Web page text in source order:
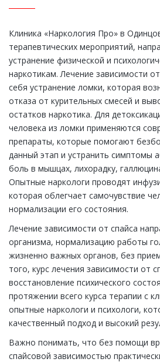
Клиника «Наркология Про» в
терапевтических мероприятий,
устранение физической и
наркотикам. Лечение зависимости
себя устранение ломки, которая
отказа от курительных смесей и
остатков наркотика. Для
человека из ломки применяются
препараты, которые помогают
данный этап и устранить симптомы
боль в мышцах, лихорадку,
Опытные наркологи проводят
которая облегчает самочувствие
нормализации его состояния.
Лечение зависимости от спайса
организма, нормализацию работы
жизненно важных органов, без
того, курс лечения зависимости от
восстановление психического
протяжении всего курса терапии с
опытные наркологи и психологи,
качественный подход и высокий
Важно понимать, что без помощи
спайсовой зависимостью